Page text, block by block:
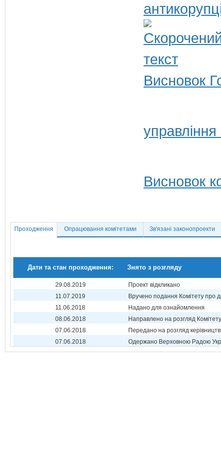
Висновок
Висновок
Проходження Опрацювання комітетами Зв'язані законопроекти
Дати та стан проходження: Знято з розгляду
29.08.2019
Проект відкликано
11.07.2019
Вручено подання Комітету про
11.06.2018
Надано для ознайомлення
08.06.2018
Направлено на розгляд Комітету
07.06.2018
Передано на розгляд
07.06.2018
Одержано Верховною Радою